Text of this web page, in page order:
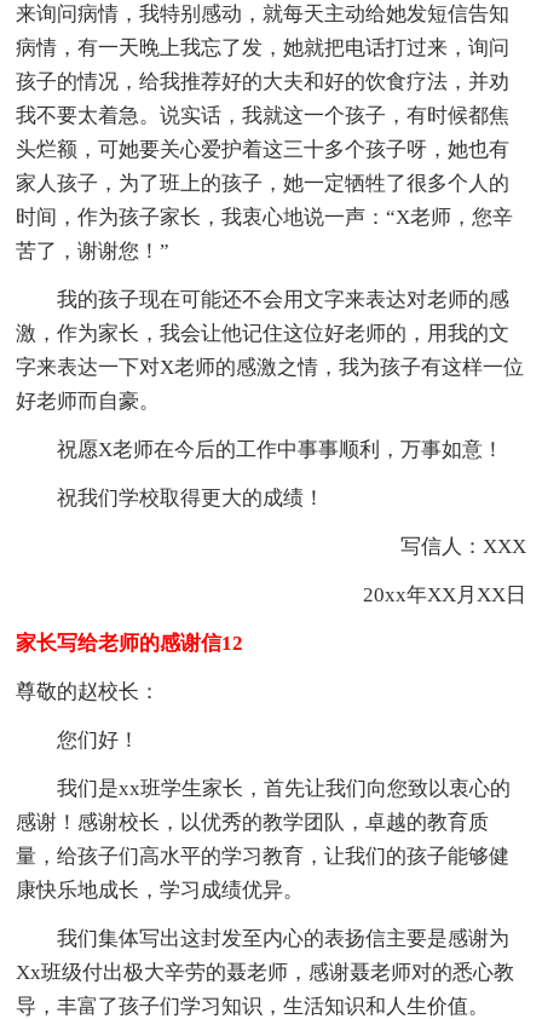
来询问病情，我特别感动，就每天主动给她发短信告知
病情，有一天晚上我忘了发，她就把电话打过来，询问
孩子的情况，给我推荐好的大夫和好的饮食疗法，并劝
我不要太着急。说实话，我就这一个孩子，有时候都焦
头烂额，可她要关心爱护着这三十多个孩子呀，她也有
家人孩子，为了班上的孩子，她一定牺牲了很多个人的
时间，作为孩子家长，我衷心地说一声：“X老师，您辛
苦了，谢谢您！”
我的孩子现在可能还不会用文字来表达对老师的感
激，作为家长，我会让他记住这位好老师的，用我的文
字来表达一下对X老师的感激之情，我为孩子有这样一位
好老师而自豪。
祝愿X老师在今后的工作中事事顺利，万事如意！
祝我们学校取得更大的成绩！
写信人：XXX
20xx年XX月XX日
家长写给老师的感谢信12
尊敬的赵校长：
您们好！
我们是xx班学生家长，首先让我们向您致以衷心的
感谢！感谢校长，以优秀的教学团队，卓越的教育质
量，给孩子们高水平的学习教育，让我们的孩子能够健
康快乐地成长，学习成绩优异。
我们集体写出这封发至内心的表扬信主要是感谢为
Xx班级付出极大辛劳的聂老师，感谢聂老师对的悉心教
导，丰富了孩子们学习知识，生活知识和人生价值。